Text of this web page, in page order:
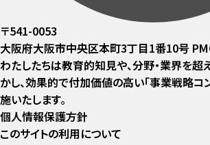
〒541-0053
大阪府大阪市中央区本町3丁目1番10号
わたしたちは教育的知見や、分野・業界を超
かし、効果的で付加価値の高い「事業戦略コ
施いたします。
個人情報保護方針
このサイトの利用について